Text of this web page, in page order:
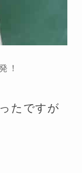
！
たですが